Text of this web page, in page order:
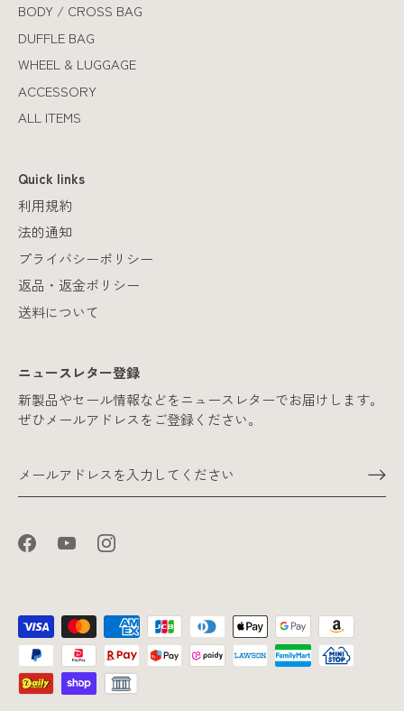
BODY / CROSS BAG
DUFFLE BAG
WHEEL & LUGGAGE
ACCESSORY
ALL ITEMS
Quick links
利用規約
法的通知
プライバシーポリシー
返品・返金ポリシー
送料について
ニュースレター登録
新製品やセール情報などをニュースレターでお届けします。
ぜひメールアドレスをご登録ください。